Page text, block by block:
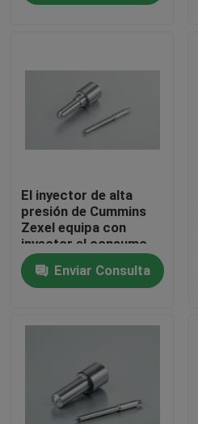
Productos
Visita a la fábrica
Contacto
Solicitar una cotización
Bocas del inyector de Bosch
Bocas del inyector de Denso
El inyector de alta
presión de Cummins
Zexel equipa con
inyector el consumo
de combustible bajo
Enviar Consulta